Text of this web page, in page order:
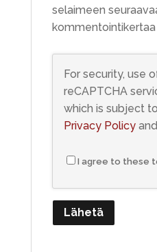
selaimeen
kommentointikertaa
For security, use
reCAPTCHA
which is subject
Privacy Policyand
I agree to these